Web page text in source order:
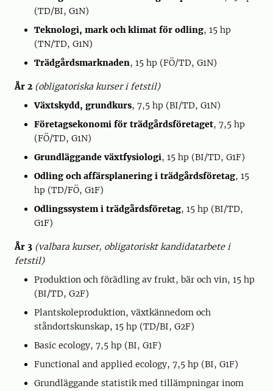
(TD/BI, G1N)
Teknologi, mark och klimat för odling, 15 hp
(TN/TD, G1N)
Trädgårdsmarknaden, 15 hp (FÖ/TD, G1N)
År 2 (obligatoriska kurser i fetstil)
Växtskydd, grundkurs, 7,5 hp (BI/TD, G1N)
Företagsekonomi för trädgårdsföretaget, 7,5 hp
(FÖ/TD, G1N)
Grundläggande växtfysiologi, 15 hp (BI/TD, G1F)
Odling och affärsplanering i trädgårdsföretag, 15
hp (TD/FÖ, G1F)
Odlingssystem i trädgårdsföretag, 15 hp (BI/TD,
G1F)
År 3 (valbara kurser, obligatoriskt kandidatarbete i
fetstil)
Produktion och förädling av frukt, bär och vin, 15 hp
(BI/TD, G2F)
Plantskoleproduktion, växtkännedom och
ståndortskunskap, 15 hp (TD/BI, G2F)
Basic ecology, 7,5 hp (BI, G1F)
Functional and applied ecology, 7,5 hp (BI, G1F)
Grundläggande statistik med tillämpningar inom